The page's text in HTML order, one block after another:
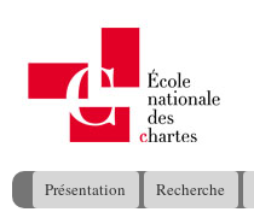
Menu principal
Présentation Recherche